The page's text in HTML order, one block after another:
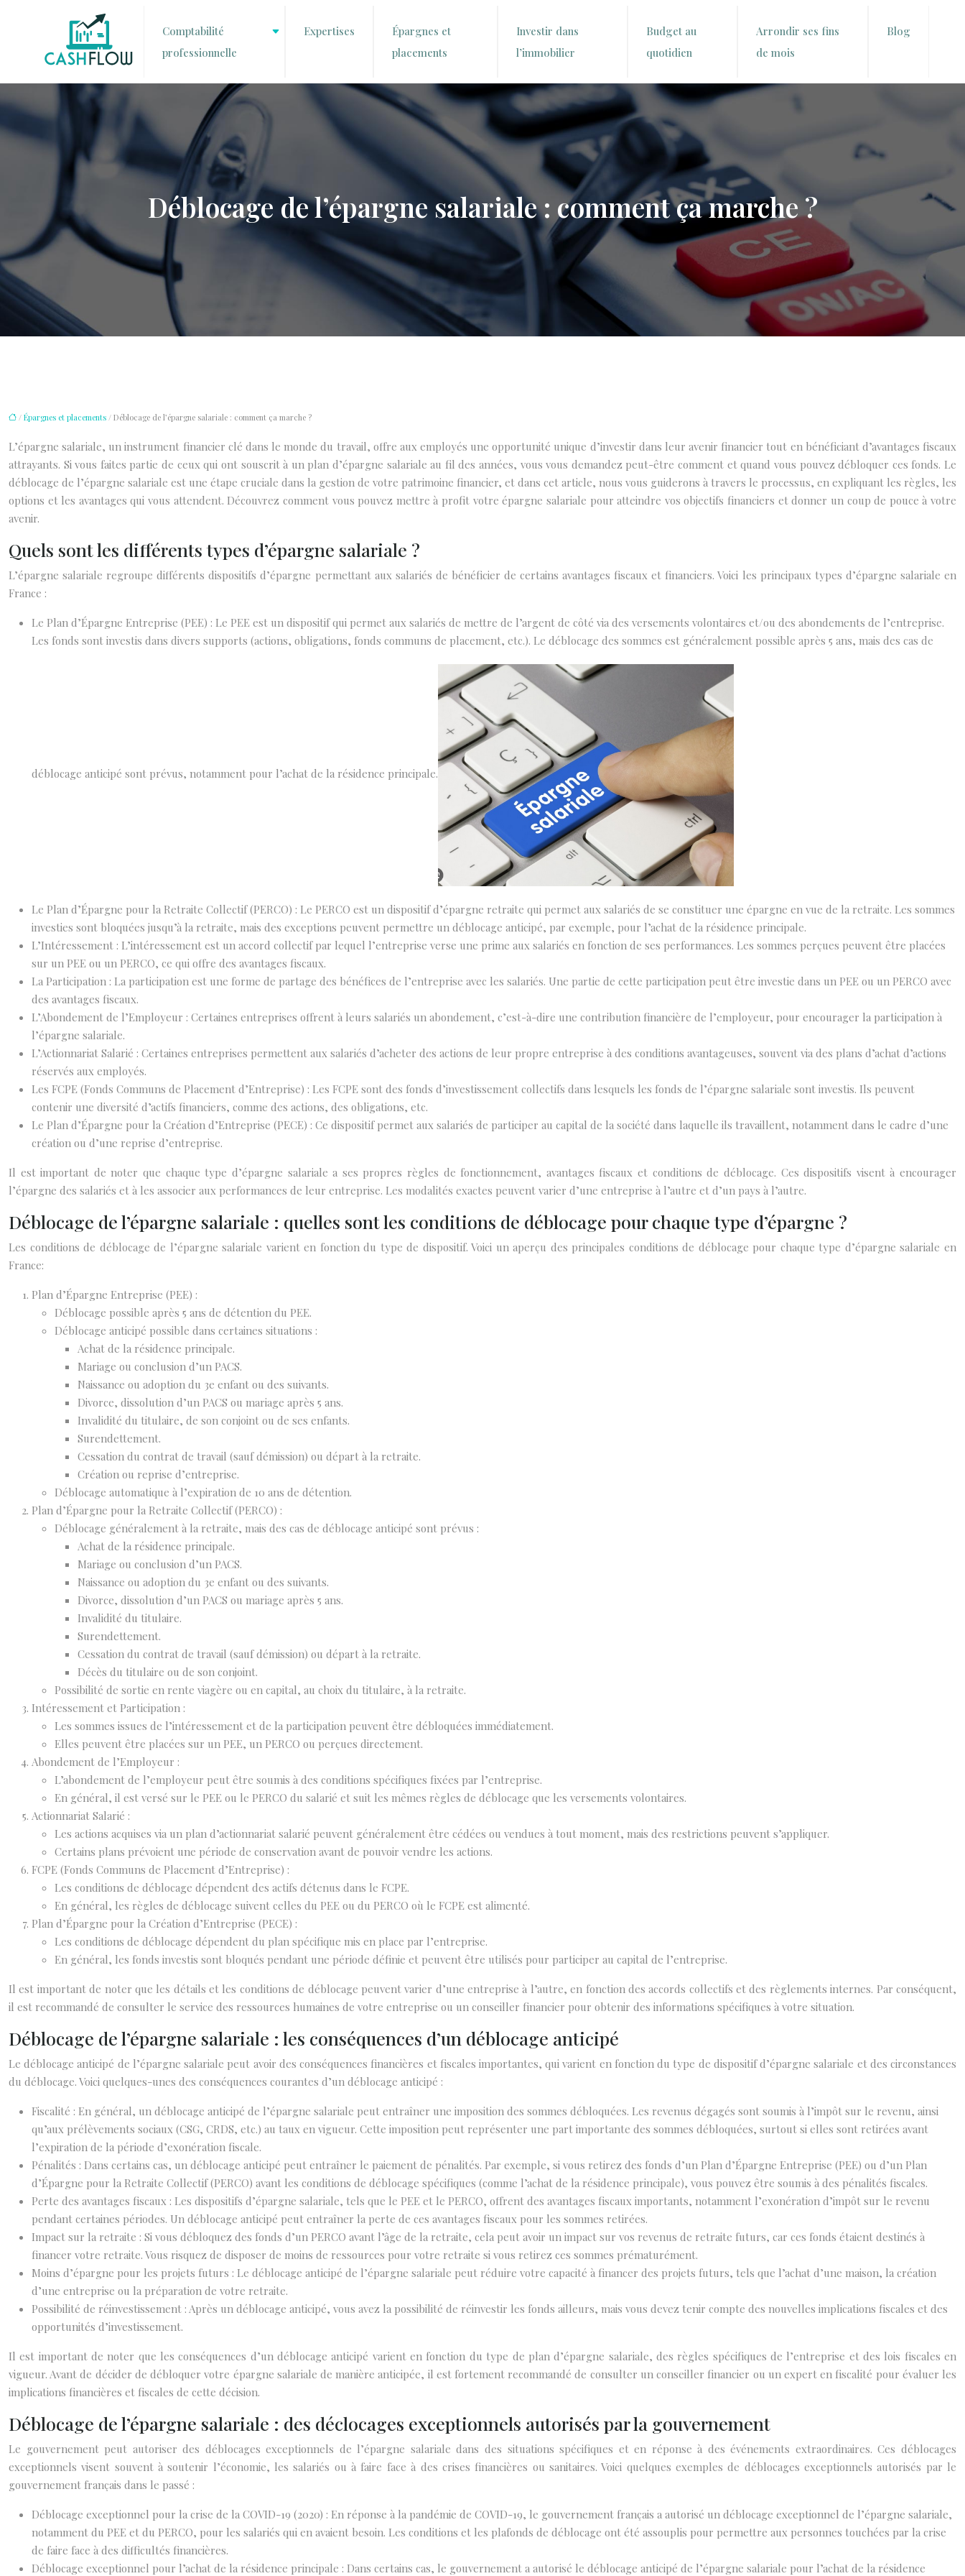
Comptabilité
professionnelle
Expertises
Épargnes et
placements
Investir dans
l’immobilier
Budget au
quotidien
Arrondir ses fins
de mois
Blog
Déblocage de l’épargne salariale : comment ça marche ?
/ Épargnes et placements / Déblocage de l’épargne salariale : comment ça marche ?
L’épargne salariale, un instrument financier clé dans le monde du travail, offre aux employés une opportunité unique d’investir dans leur avenir financier tout en bénéficiant d’avantages fiscaux
attrayants. Si vous faites partie de ceux qui ont souscrit à un plan d’épargne salariale au fil des années, vous vous demandez peut-être comment et quand vous pouvez débloquer ces fonds. Le
déblocage de l’épargne salariale est une étape cruciale dans la gestion de votre patrimoine financier, et dans cet article, nous vous guiderons à travers le processus, en expliquant les règles, les
options et les avantages qui vous attendent. Découvrez comment vous pouvez mettre à profit votre épargne salariale pour atteindre vos objectifs financiers et donner un coup de pouce à votre
avenir.
Quels sont les différents types d’épargne salariale ?
L’épargne salariale regroupe différents dispositifs d’épargne permettant aux salariés de bénéficier de certains avantages fiscaux et financiers. Voici les principaux types d’épargne salariale en
France :
Le Plan d’Épargne Entreprise (PEE) : Le PEE est un dispositif qui permet aux salariés de mettre de l’argent de côté via des versements volontaires et/ou des abondements de l’entreprise.
Les fonds sont investis dans divers supports (actions, obligations, fonds communs de placement, etc.). Le déblocage des sommes est généralement possible après 5 ans, mais des cas de
déblocage anticipé sont prévus, notamment pour l’achat de la résidence principale.
Le Plan d’Épargne pour la Retraite Collectif (PERCO) : Le PERCO est un dispositif d’épargne retraite qui permet aux salariés de se constituer une épargne en vue de la retraite. Les sommes
investies sont bloquées jusqu’à la retraite, mais des exceptions peuvent permettre un déblocage anticipé, par exemple, pour l’achat de la résidence principale.
L’Intéressement : L’intéressement est un accord collectif par lequel l’entreprise verse une prime aux salariés en fonction de ses performances. Les sommes perçues peuvent être placées
sur un PEE ou un PERCO, ce qui offre des avantages fiscaux.
La Participation : La participation est une forme de partage des bénéfices de l’entreprise avec les salariés. Une partie de cette participation peut être investie dans un PEE ou un PERCO avec
des avantages fiscaux.
L’Abondement de l’Employeur : Certaines entreprises offrent à leurs salariés un abondement, c’est-à-dire une contribution financière de l’employeur, pour encourager la participation à
l’épargne salariale.
L’Actionnariat Salarié : Certaines entreprises permettent aux salariés d’acheter des actions de leur propre entreprise à des conditions avantageuses, souvent via des plans d’achat d’actions
réservés aux employés.
Les FCPE (Fonds Communs de Placement d’Entreprise) : Les FCPE sont des fonds d’investissement collectifs dans lesquels les fonds de l’épargne salariale sont investis. Ils peuvent
contenir une diversité d’actifs financiers, comme des actions, des obligations, etc.
Le Plan d’Épargne pour la Création d’Entreprise (PECE) : Ce dispositif permet aux salariés de participer au capital de la société dans laquelle ils travaillent, notamment dans le cadre d’une
création ou d’une reprise d’entreprise.
Il est important de noter que chaque type d’épargne salariale a ses propres règles de fonctionnement, avantages fiscaux et conditions de déblocage. Ces dispositifs visent à encourager
l’épargne des salariés et à les associer aux performances de leur entreprise. Les modalités exactes peuvent varier d’une entreprise à l’autre et d’un pays à l’autre.
Déblocage de l’épargne salariale : quelles sont les conditions de déblocage pour chaque type d’épargne ?
Les conditions de déblocage de l’épargne salariale varient en fonction du type de dispositif. Voici un aperçu des principales conditions de déblocage pour chaque type d’épargne salariale en
France:
Plan d’Épargne Entreprise (PEE) :
Déblocage possible après 5 ans de détention du PEE.
Déblocage anticipé possible dans certaines situations :
Achat de la résidence principale.
Mariage ou conclusion d’un PACS.
Naissance ou adoption du 3e enfant ou des suivants.
Divorce, dissolution d’un PACS ou mariage après 5 ans.
Invalidité du titulaire, de son conjoint ou de ses enfants.
Surendettement.
Cessation du contrat de travail (sauf démission) ou départ à la retraite.
Création ou reprise d’entreprise.
Déblocage automatique à l’expiration de 10 ans de détention.
Plan d’Épargne pour la Retraite Collectif (PERCO) :
Déblocage généralement à la retraite, mais des cas de déblocage anticipé sont prévus :
Achat de la résidence principale.
Mariage ou conclusion d’un PACS.
Naissance ou adoption du 3e enfant ou des suivants.
Divorce, dissolution d’un PACS ou mariage après 5 ans.
Invalidité du titulaire.
Surendettement.
Cessation du contrat de travail (sauf démission) ou départ à la retraite.
Décès du titulaire ou de son conjoint.
Possibilité de sortie en rente viagère ou en capital, au choix du titulaire, à la retraite.
Intéressement et Participation :
Les sommes issues de l’intéressement et de la participation peuvent être débloquées immédiatement.
Elles peuvent être placées sur un PEE, un PERCO ou perçues directement.
Abondement de l’Employeur :
L’abondement de l’employeur peut être soumis à des conditions spécifiques fixées par l’entreprise.
En général, il est versé sur le PEE ou le PERCO du salarié et suit les mêmes règles de déblocage que les versements volontaires.
Actionnariat Salarié :
Les actions acquises via un plan d’actionnariat salarié peuvent généralement être cédées ou vendues à tout moment, mais des restrictions peuvent s’appliquer.
Certains plans prévoient une période de conservation avant de pouvoir vendre les actions.
FCPE (Fonds Communs de Placement d’Entreprise) :
Les conditions de déblocage dépendent des actifs détenus dans le FCPE.
En général, les règles de déblocage suivent celles du PEE ou du PERCO où le FCPE est alimenté.
Plan d’Épargne pour la Création d’Entreprise (PECE) :
Les conditions de déblocage dépendent du plan spécifique mis en place par l’entreprise.
En général, les fonds investis sont bloqués pendant une période définie et peuvent être utilisés pour participer au capital de l’entreprise.
Il est important de noter que les détails et les conditions de déblocage peuvent varier d’une entreprise à l’autre, en fonction des accords collectifs et des règlements internes. Par conséquent,
il est recommandé de consulter le service des ressources humaines de votre entreprise ou un conseiller financier pour obtenir des informations spécifiques à votre situation.
Déblocage de l’épargne salariale : les conséquences d’un déblocage anticipé
Le déblocage anticipé de l’épargne salariale peut avoir des conséquences financières et fiscales importantes, qui varient en fonction du type de dispositif d’épargne salariale et des circonstances
du déblocage. Voici quelques-unes des conséquences courantes d’un déblocage anticipé :
Fiscalité : En général, un déblocage anticipé de l’épargne salariale peut entraîner une imposition des sommes débloquées. Les revenus dégagés sont soumis à l’impôt sur le revenu, ainsi
qu’aux prélèvements sociaux (CSG, CRDS, etc.) au taux en vigueur. Cette imposition peut représenter une part importante des sommes débloquées, surtout si elles sont retirées avant
l’expiration de la période d’exonération fiscale.
Pénalités : Dans certains cas, un déblocage anticipé peut entraîner le paiement de pénalités. Par exemple, si vous retirez des fonds d’un Plan d’Épargne Entreprise (PEE) ou d’un Plan
d’Épargne pour la Retraite Collectif (PERCO) avant les conditions de déblocage spécifiques (comme l’achat de la résidence principale), vous pouvez être soumis à des pénalités fiscales.
Perte des avantages fiscaux : Les dispositifs d’épargne salariale, tels que le PEE et le PERCO, offrent des avantages fiscaux importants, notamment l’exonération d’impôt sur le revenu
pendant certaines périodes. Un déblocage anticipé peut entraîner la perte de ces avantages fiscaux pour les sommes retirées.
Impact sur la retraite : Si vous débloquez des fonds d’un PERCO avant l’âge de la retraite, cela peut avoir un impact sur vos revenus de retraite futurs, car ces fonds étaient destinés à
financer votre retraite. Vous risquez de disposer de moins de ressources pour votre retraite si vous retirez ces sommes prématurément.
Moins d’épargne pour les projets futurs : Le déblocage anticipé de l’épargne salariale peut réduire votre capacité à financer des projets futurs, tels que l’achat d’une maison, la création
d’une entreprise ou la préparation de votre retraite.
Possibilité de réinvestissement : Après un déblocage anticipé, vous avez la possibilité de réinvestir les fonds ailleurs, mais vous devez tenir compte des nouvelles implications fiscales et des
opportunités d’investissement.
Il est important de noter que les conséquences d’un déblocage anticipé varient en fonction du type de plan d’épargne salariale, des règles spécifiques de l’entreprise et des lois fiscales en
vigueur. Avant de décider de débloquer votre épargne salariale de manière anticipée, il est fortement recommandé de consulter un conseiller financier ou un expert en fiscalité pour évaluer les
implications financières et fiscales de cette décision.
Déblocage de l’épargne salariale : des déclocages exceptionnels autorisés par la gouvernement
Le gouvernement peut autoriser des déblocages exceptionnels de l’épargne salariale dans des situations spécifiques et en réponse à des événements extraordinaires. Ces déblocages
exceptionnels visent souvent à soutenir l’économie, les salariés ou à faire face à des crises financières ou sanitaires. Voici quelques exemples de déblocages exceptionnels autorisés par le
gouvernement français dans le passé :
Déblocage exceptionnel pour la crise de la COVID-19 (2020) : En réponse à la pandémie de COVID-19, le gouvernement français a autorisé un déblocage exceptionnel de l’épargne salariale,
notamment du PEE et du PERCO, pour les salariés qui en avaient besoin. Les conditions et les plafonds de déblocage ont été assouplis pour permettre aux personnes touchées par la crise
de faire face à des difficultés financières.
Déblocage exceptionnel pour l’achat de la résidence principale : Dans certains cas, le gouvernement a autorisé le déblocage anticipé de l’épargne salariale pour l’achat de la résidence